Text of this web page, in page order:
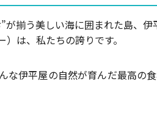
が揃う美しい海に囲まれた島、伊
は、私たちの誇りです。
な伊平屋の自然が育んだ最高の